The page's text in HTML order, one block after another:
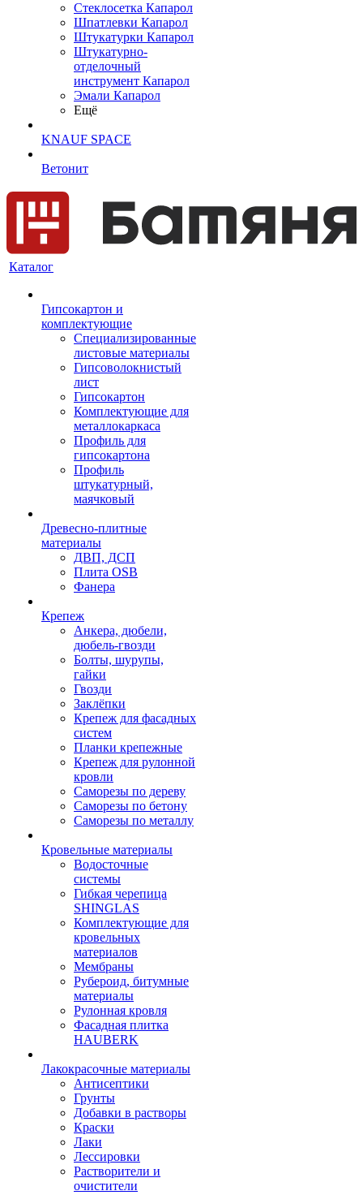
Cтеклосетка Капарол
Шпатлевки Капарол
Штукатурки Капарол
Штукатурно-
отделочный
инструмент Капарол
Эмали Капарол
Ещё
KNAUF SPACE
Ветонит
Каталог
Гипсокартон и
комплектующие
Специализированные
листовые материалы
Гипсоволокнистый
лист
Гипсокартон
Комплектующие для
металлокаркаса
Профиль для
гипсокартона
Профиль
штукатурный,
маячковый
Древесно-плитные
материалы
ДВП, ДСП
Плита OSB
Фанера
Крепеж
Анкера, дюбели,
дюбель-гвозди
Болты, шурупы,
гайки
Гвозди
Заклёпки
Крепеж для фасадных
систем
Планки крепежные
Крепеж для рулонной
кровли
Саморезы по дереву
Саморезы по бетону
Саморезы по металлу
Кровельные материалы
Водосточные
системы
Гибкая черепица
SHINGLAS
Комплектующие для
кровельных
материалов
Мембраны
Рубероид, битумные
материалы
Рулонная кровля
Фасадная плитка
HAUBERK
Лакокрасочные материалы
Антисептики
Грунты
Добавки в растворы
Краски
Лаки
Лессировки
Растворители и
очистители